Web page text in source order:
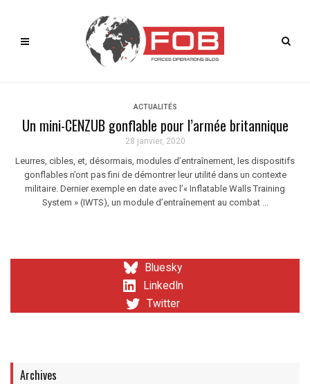
ACTUALITÉS
Un mini-CENZUB gonflable pour l’armée britannique
28 janvier, 2020
Leurres, cibles, et, désormais, modules d’entraînement, les dispositifs
gonflables n’ont pas fini de démontrer leur utilité dans un contexte
militaire. Dernier exemple en date avec l’« Inflatable Walls Training
System » (IWTS), un module d’entraînement au combat ...
Bluesky
LinkedIn
Twitter
Archives